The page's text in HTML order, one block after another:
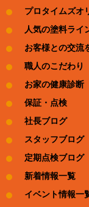
プロタイムズオ
人気の塗料ライ
お客様との交流
職人のこだわり
お家の健康診断
保証・点検
社長ブログ
スタッフブログ
定期点検ブログ
新着情報一覧
イベント情報一